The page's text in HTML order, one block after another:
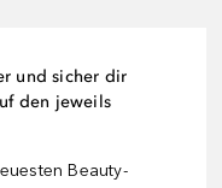
und sicher dir
den jeweils
Beauty-